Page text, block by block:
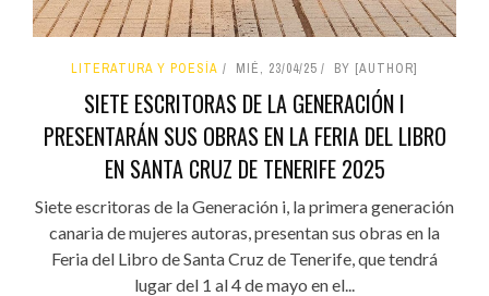
LITERATURA Y POESÍA MIÉ, 23/04/25 BY [AUTHOR]
SIETE ESCRITORAS DE LA GENERACIÓN I
PRESENTARÁN SUS OBRAS EN LA FERIA DEL LIBRO
EN SANTA CRUZ DE TENERIFE 2025
Siete escritoras de la Generación i, la primera generación
canaria de mujeres autoras, presentan sus obras en la
Feria del Libro de Santa Cruz de Tenerife, que tendrá
lugar del 1 al 4 de mayo en el...